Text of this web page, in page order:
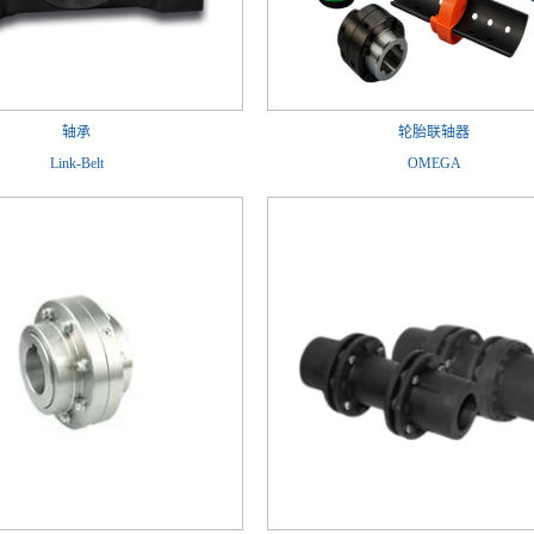
轴承
Link-Belt
轮胎联轴器
OMEGA